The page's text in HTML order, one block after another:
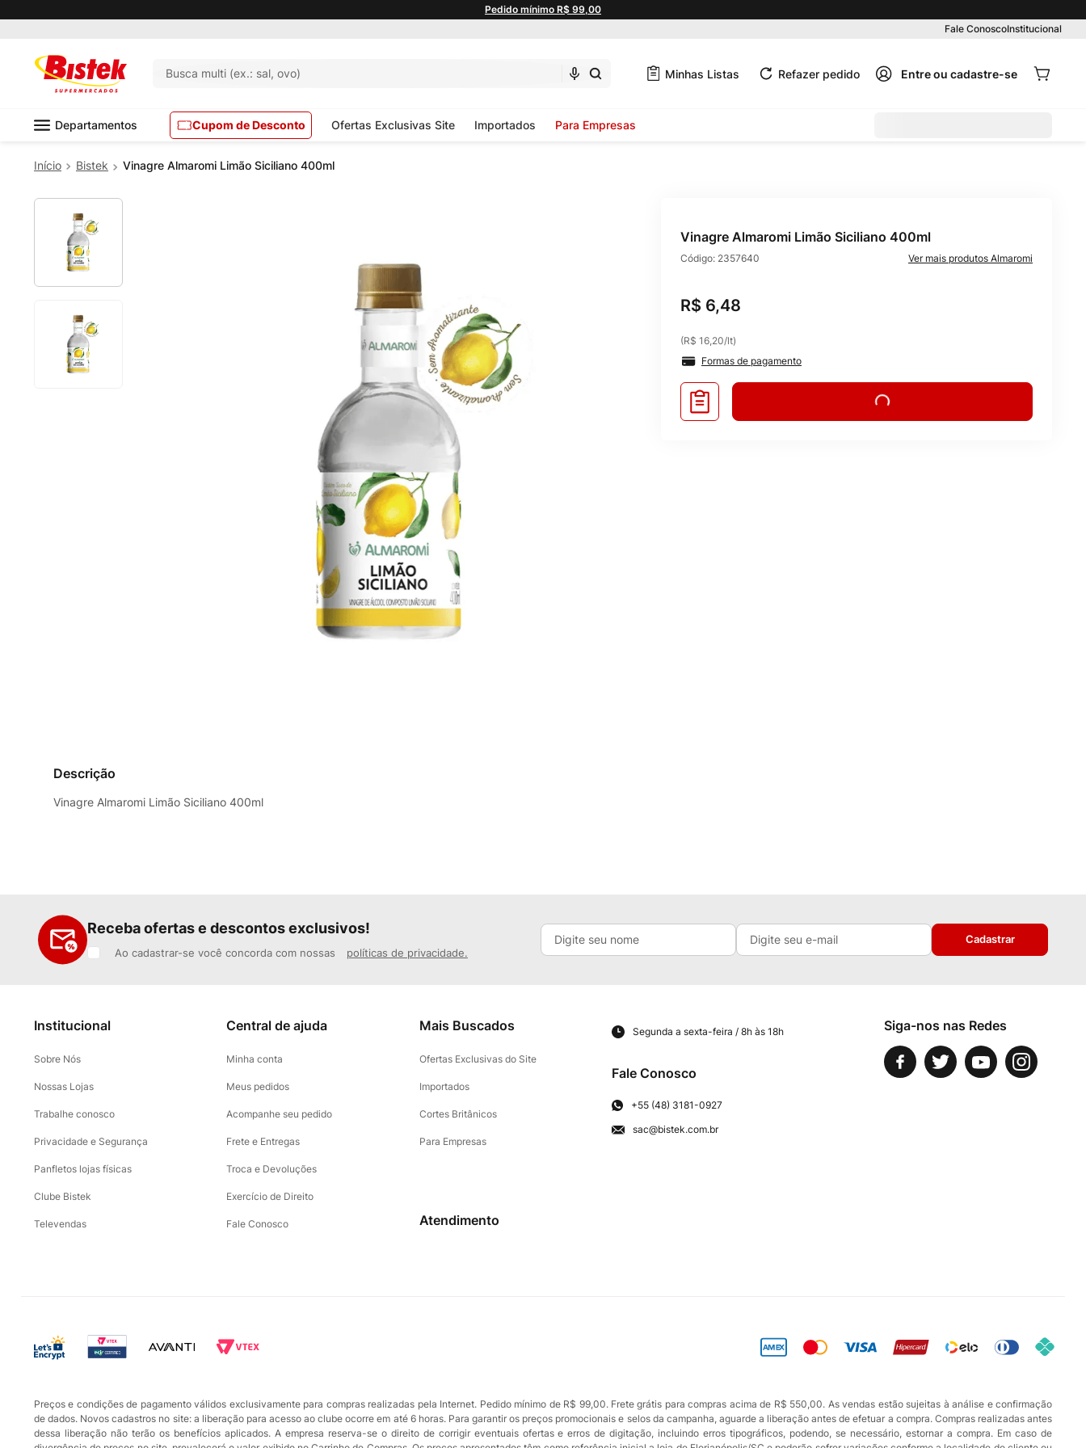
Pedido mínimo R$ 99,00
Fale ConoscoInstitucional
Busca multi (ex.: sal, ovo) Minhas Listas Refazer pedido
Departamentos Cupom de Desconto Ofertas Exclusivas Site Importados Para Empresas
Bistek Vinagre Almaromi Limão Siciliano 400ml
Vinagre Almaromi Limão Siciliano 400ml
Código: 2357640 Almaromi
R$ 6,48
(R$ 16,20/lt)
Formas de pagamento
Descrição
Vinagre Almaromi Limão Siciliano 400ml
Receba ofertas e descontos exclusivos!
Ao cadastrar-se você concorda com nossas políticas de privacidade.
Cadastrar
Institucional
Sobre Nós
Nossas Lojas
Trabalhe conosco
Privacidade e Segurança
Panfletos lojas físicas
Clube Bistek
Televendas
Central de ajuda
Minha conta
Meus pedidos
Acompanhe seu pedido
Frete e Entregas
Troca e Devoluções
Exercício de Direito
Fale Conosco
Mais Buscados
Ofertas Exclusivas do Site
Importados
Cortes Britânicos
Para Empresas
Atendimento
Segunda a sexta-feira / 8h às 18h
Fale Conosco
+55 (48) 3181-0927
sac@bistek.com.br
Siga-nos nas Redes
Preços e condições de pagamento válidos exclusivamente para compras realizadas pela Internet. Pedido mínimo de R$ 99,00. Frete grátis para compras acima de R$ 550,00. As vendas estão sujeitas à análise e confirmação
de dados. Novos cadastros no site: a liberação para acesso ao clube ocorre em até 6 horas. Para garantir os preços promocionais e selos da campanha, aguarde a liberação antes de efetuar a compra. Compras realizadas antes
dessa liberação não terão os benefícios aplicados. A empresa reserva-se o direito de corrigir eventuais ofertas e erros de digitação, incluindo erros tipográficos, podendo, se necessário, estornar a compra. Em caso de